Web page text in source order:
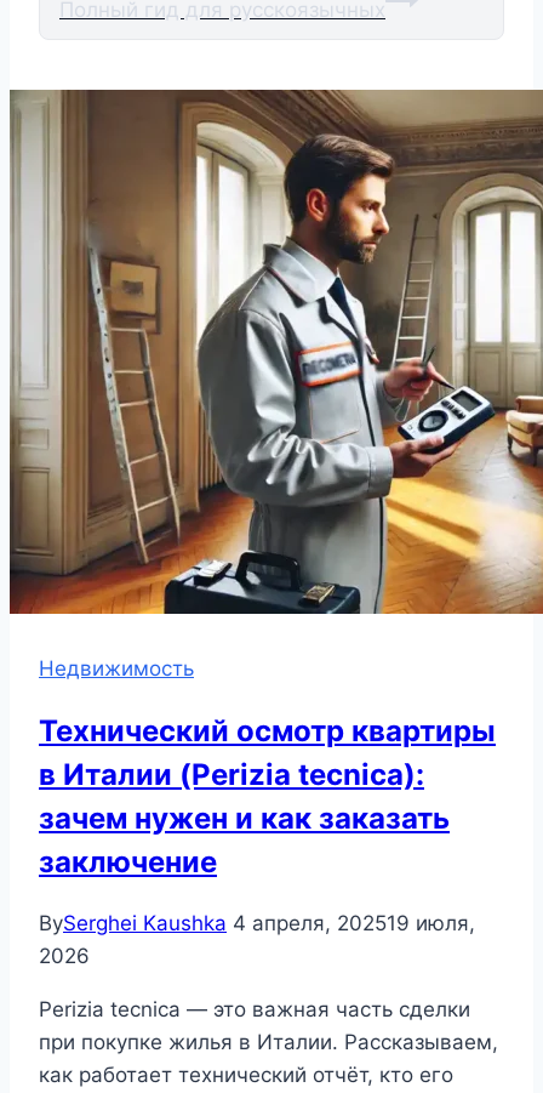
Полный гид для русскоязычных
Недвижимость
Технический осмотр квартиры
в Италии (Perizia tecnica):
зачем нужен и как заказать
заключение
BySerghei Kaushka 4 апреля, 202519 июля,
2026
Perizia tecnica — это важная часть сделки
при покупке жилья в Италии. Рассказываем,
как работает технический отчёт, кто его